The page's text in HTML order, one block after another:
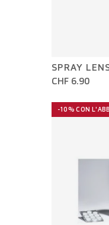
SPRAY
CHF 6.90
-10% CON